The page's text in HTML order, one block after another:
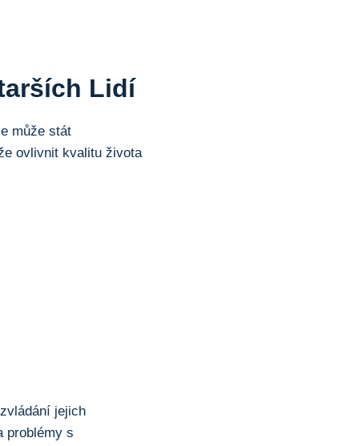
Lidí
může stát
ovlivnit kvalitu života
jejich
problémy s